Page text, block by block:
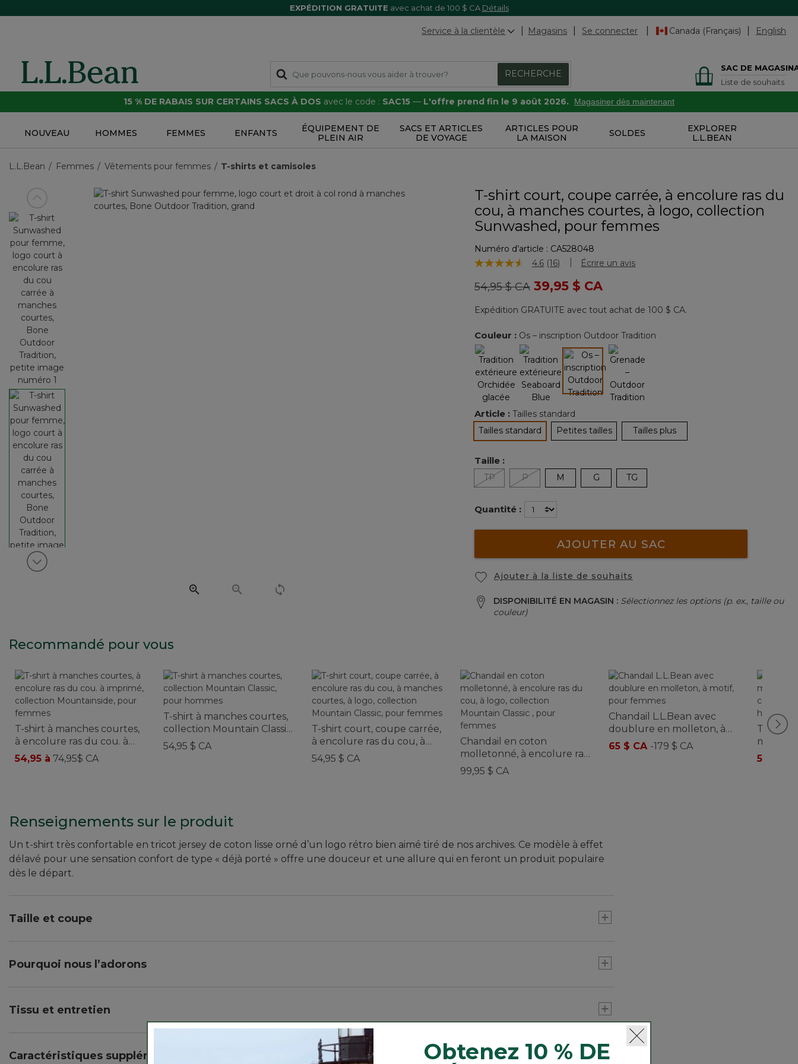
EXPÉDITION GRATUITE avec achat de 100 $ CA Détails
Service à la clientèle Magasins Se connecter Canada (Français) English
RECHERCHE
SAC DE
Liste de souhaits
15 % DE RABAIS SUR CERTAINS SACS À DOS avec le code : SAC15 — L'offre prend fin le 9 août 2026. Magasiner dès maintenant
NOUVEAU HOMMES FEMMES ENFANTS
ÉQUIPEMENT DE
PLEIN AIR
SACS ET ARTICLES
DE VOYAGE
ARTICLES POUR
LA MAISON
SOLDES
EXPLORER
L.L.BEAN
L.L.Bean Femmes Vêtements pour femmes T-shirts et camisoles
Voir article précédent
Voir article suivant
T-shirt court, coupe carrée, à encolure ras du
cou, à manches courtes, à logo, collection
Sunwashed, pour femmes
Numéro d’article : CA528048
3,3 sur 5 Évaluation des clients
4.6 Lire
16
commentaires.
Lien
vers
même
page.
(16) Écrire un avis
Prix réduit de
54,95 $ CAà39,95 $ CA
Expédition GRATUITE avec tout achat de 100 $ CA.
Couleur : Os – inscription Outdoor Tradition
Article : Tailles standard
Tailles standard
sélectionné
Petites tailles Tailles plus
Taille :
TP P M G TG
Quantité :
AJOUTER AU SAC
Ajouter à la liste de souhaits
DISPONIBILITÉ EN MAGASIN : Sélectionnez les options (p. ex., taille ou
couleur)
Recommandé pour vous
T-shirt à manches courtes,
à encolure ras du cou. à
imprimé, collection
Mountainside, pour
54,95 à 74,95$ CA
T-shirt à manches courtes,
collection Mountain Classic,
pour hommes
54,95 $ CA
T-shirt court, coupe carrée,
à encolure ras du cou, à
manches courtes, à logo,
collection Mountain Classic,
54,95 $ CA
Chandail en coton
molletonné, à encolure ras
du cou, à logo, collection
Mountain Classic , pour
99,95 $ CA
Chandail L.L.Bean avec
doublure en molleton, à
motif, pour femmes
65 $ CA -179 $ CA
T-shirt
54,95 à
Renseignements sur le produit
Un t-shirt très confortable en tricot jersey de coton lisse orné d’un logo rétro bien aimé tiré de nos archives. Ce modèle à effet
délavé pour une sensation confort de type « déjà porté » offre une douceur et une allure qui en feront un produit populaire
dès le départ.
Taille et coupe
Repose sur le haut des hanches, à 23 po du haut de l’épaule.
Pourquoi nous l’adorons
Tissu et entretien
Modèle lavé après confection pour un aspect et une sensation de type « déjà porté » rappelant un vêtement préféré.
Coton en tricot jersey lisse à 100 %.
Caractéristiques supplémentaires
Obtenez 10 % DE